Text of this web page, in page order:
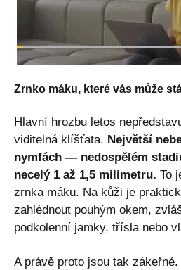
Zrnko máku, které vás může
Hlavní hrozbu letos
viditelná klíšťata. Největší
nymfách — nedospělém
necelý 1 až 1,5 milimetru. To
zrnka máku. Na kůži je
zahlédnout pouhým okem,
podkolenní jamky, třísla nebo
A právě proto jsou tak